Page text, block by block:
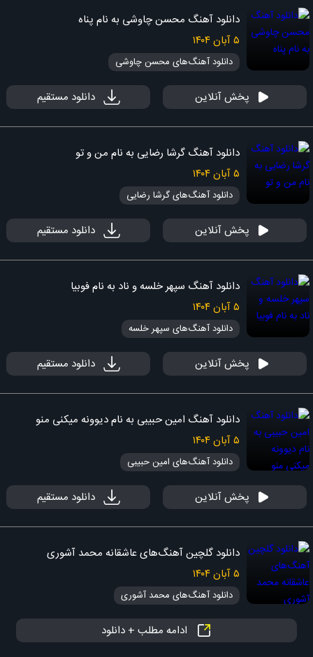
دانلود آهنگ محسن چاوشی به نام پناه
۵ آبان ۱۴۰۴
دانلود آهنگ‌های محسن چاوشی
پخش آنلاین دانلود مستقیم
دانلود آهنگ گرشا رضایی به نام من و تو
۵ آبان ۱۴۰۴
دانلود آهنگ‌های گرشا رضایی
پخش آنلاین دانلود مستقیم
دانلود آهنگ سپهر خلسه و ناد به نام فوبیا
۵ آبان ۱۴۰۴
دانلود آهنگ‌های سپهر خلسه
پخش آنلاین دانلود مستقیم
دانلود آهنگ امین حبیبی به نام دیوونه میکنی منو
۵ آبان ۱۴۰۴
دانلود آهنگ‌های امین حبیبی
پخش آنلاین دانلود مستقیم
دانلود گلچین آهنگ‌های عاشقانه محمد آشوری
۵ آبان ۱۴۰۴
دانلود آهنگ‌های محمد آشوری
ادامه مطلب + دانلود